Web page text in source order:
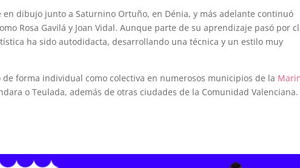
en dibujo junto a Saturnino Ortuño, en Dénia, y más adelante continuó
Rosa Gavilá y Joan Vidal. Aunque parte de su aprendizaje pasó por
ha sido autodidacta, desarrollando una técnica y un estilo muy
forma individual como colectiva en numerosos municipios de la
o Teulada, además de otras ciudades de la Comunidad Valenciana.